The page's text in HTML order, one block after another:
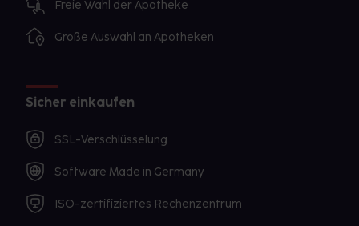
Freie Wahl der Apotheke
Große Auswahl an Apotheken
Sicher einkaufen
SSL-Verschlüsselung
Software Made in Germany
ISO-zertifiziertes Rechenzentrum